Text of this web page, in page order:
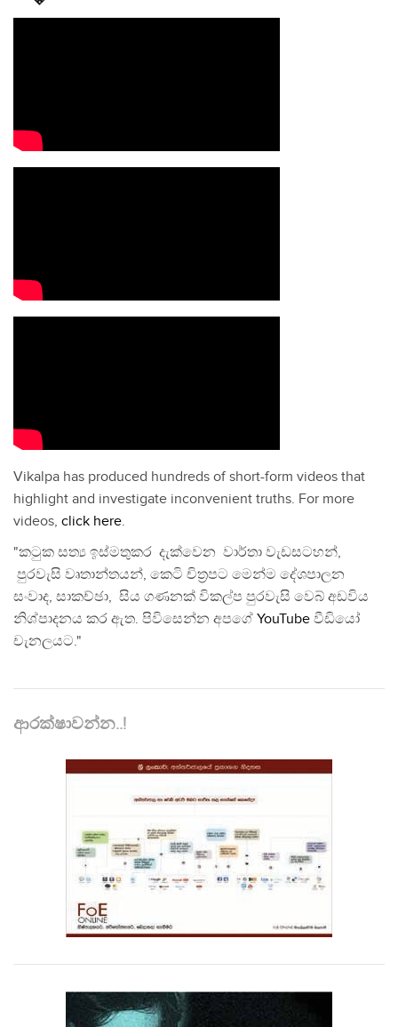
Vikalpa has produced hundreds of short-form videos that
highlight and investigate inconvenient truths. For more
videos, click here.
"කටුක සත්‍ය ඉස්මතුකර දැක්වෙන වාර්තා වැඩසටහන්,
පුරවැසි වෘතාන්තයන්, කෙටි චිත්‍රපට මෙන්ම දේශපාලන
සංවාද, සාකච්ඡා, සිය ගණනක් විකල්ප පුරවැසි වෙබ් අඩවිය
නිශ්පාදනය කර ඇත. පිවිසෙන්න අපගේ YouTube වීඩියෝ
චැනලයට."
ආරක්ෂාවන්න..!